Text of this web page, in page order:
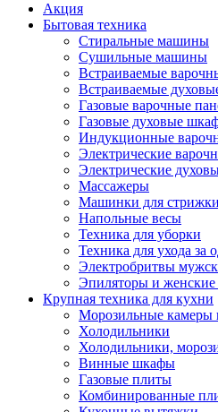
Акция
Бытовая техника
Стиральные машины
Сушильные машины
Встраиваемые
Встраиваемые
Газовые варочные
Газовые духовые
Индукционные
Электрические
Электрические
Массажеры
Машинки для
Напольные весы
Техника для уборки
Техника для ухода за
Электробритвы
Эпиляторы и женские
Крупная техника для кухни
Морозильные камеры
Холодильники
Холодильники,
Винные шкафы
Газовые плиты
Комбинированные